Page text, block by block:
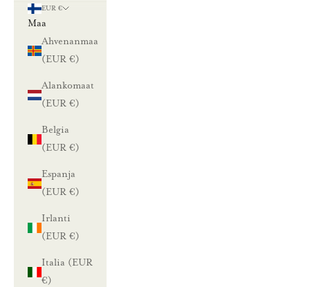
EUR €
Maa
Ahvenanmaa
(EUR €)
Alankomaat
(EUR €)
Belgia
(EUR €)
Espanja
(EUR €)
Irlanti
(EUR €)
Italia (EUR
€)